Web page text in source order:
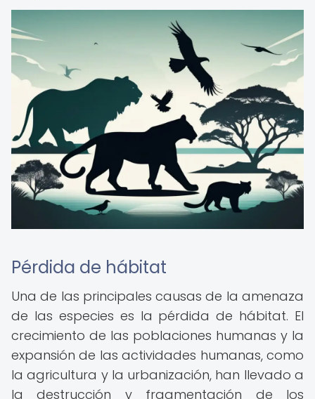
Pérdida de hábitat
Una de las principales causas de la amenaza
de las especies es la pérdida de hábitat. El
crecimiento de las poblaciones humanas y la
expansión de las actividades humanas, como
la agricultura y la urbanización, han llevado a
la destrucción y fragmentación de los